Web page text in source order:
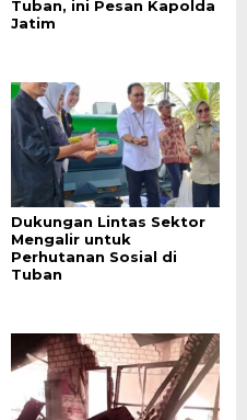
Tuban, ini Pesan Kapolda
Jatim
Dukungan Lintas Sektor
Mengalir untuk
Perhutanan Sosial di
Tuban